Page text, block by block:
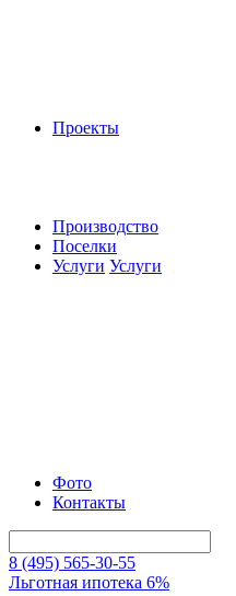
Проекты
Производство
Поселки
Услуги Услуги
Фото
Контакты
8 (495) 565-30-55
Льготная ипотека 6%